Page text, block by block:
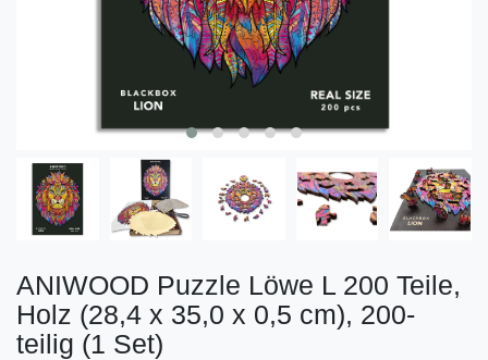
ANIWOOD Puzzle Löwe L 200 Teile,
Holz (28,4 x 35,0 x 0,5 cm), 200-
teilig (1 Set)